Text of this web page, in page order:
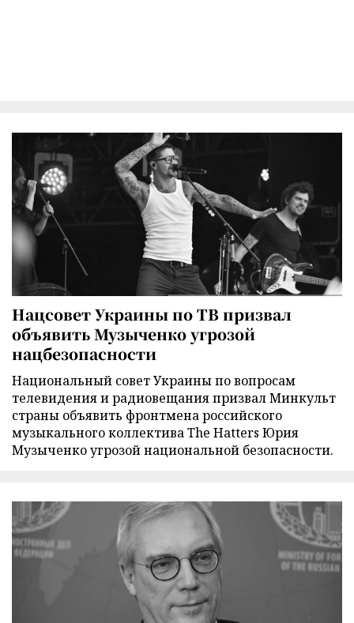
Нацсовет Украины по ТВ призвал
объявить Музыченко угрозой
нацбезопасности
Национальный совет Украины по вопросам
телевидения и радиовещания призвал Минкульт
страны объявить фронтмена российского
музыкального коллектива The Hatters Юрия
Музыченко угрозой национальной безопасности.